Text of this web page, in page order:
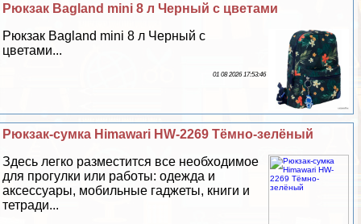
Рюкзак Bagland mini 8 л Черный с цветами
Рюкзак Bagland mini 8 л Черный с
цветами...
01 08 2026 17:53:46
Рюкзак-сумка Himawari HW-2269 Тёмно-зелёный
Здесь легко разместится все необходимое
для прогулки или работы: одежда и
аксессуары, мобильные гаджеты, книги и
тетради...